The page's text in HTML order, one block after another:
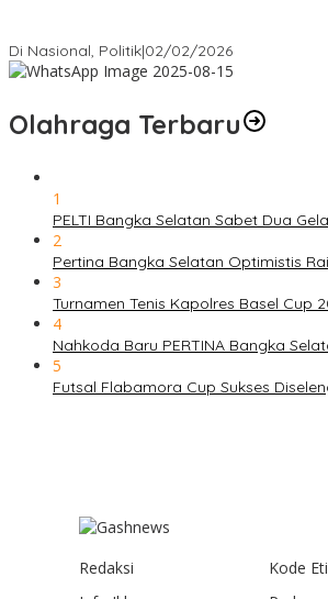
Di Nasional, Politik|02/02/2026
Olahraga Terbaru
1
PELTI Bangka Selatan Sabet Dua
2
Pertina Bangka Selatan Optimistis
3
Turnamen Tenis Kapolres Basel Cup
4
Nahkoda Baru PERTINA Bangka
5
Futsal Flabamora Cup Sukses
Redaksi
Kode